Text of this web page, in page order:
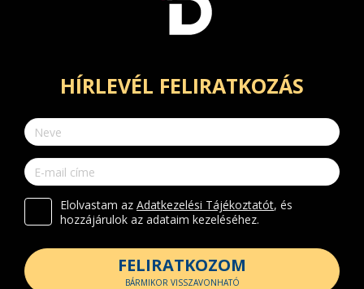
HÍRLEVÉL FELIRATKOZÁS
Elolvastam az Adatkezelési Tájékoztatót, és
hozzájárulok az adataim kezeléséhez.
FELIRATKOZOM
BÁRMIKOR VISSZAVONHATÓ